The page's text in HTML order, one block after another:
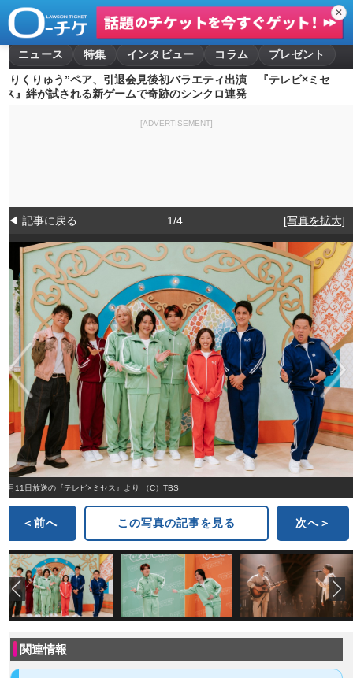
✕
ニュース 特集 インタビュー コラム
プレゼント
“りくりゅう”ペア、引退会見後初バラエティ出演 『テレビ×ミセ
ス』絆が試される新ゲームで奇跡のシンクロ連発
[ADVERTISEMENT]
◀ 記事に戻る 1/4 [写真を拡大]
5月11日放送の『テレビ×ミセス』より （C）TBS
＜前へ この写真の記事を見る 次へ＞
関連情報